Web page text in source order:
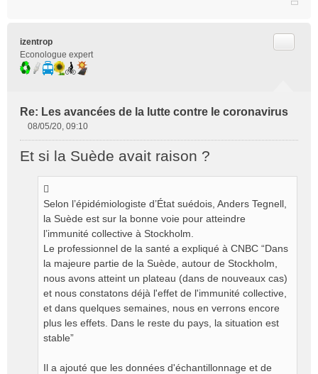
izentrop
Econologue expert
Re: Les avancées de la lutte contre le coronavirus
s
08/05/20, 09:10
Et si la Suède avait raison ?
Selon l’épidémiologiste d’État suédois, Anders Tegnell,
la Suède est sur la bonne voie pour atteindre
l’immunité collective à Stockholm.
Le professionnel de la santé a expliqué à CNBC “Dans
la majeure partie de la Suède, autour de Stockholm,
nous avons atteint un plateau (dans de nouveaux cas)
et nous constatons déjà l'effet de l'immunité collective,
et dans quelques semaines, nous en verrons encore
plus les effets. Dans le reste du pays, la situation est
stable”
Il a ajouté que les données d'échantillonnage et de